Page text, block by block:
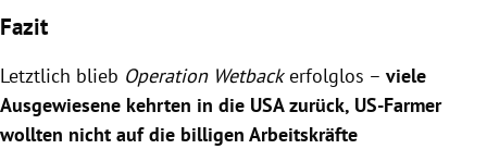
Fazit
Letztlich blieb Operation Wetbackerfolglos – viele
Ausgewiesene kehrten in die USA zurück, US-Farmer
wollten nicht auf die billigen Arbeitskräfte